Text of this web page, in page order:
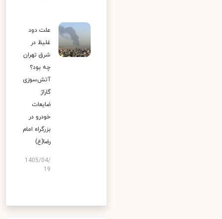
علت دود
غلیظ در
شرق تهران
چه بود؟
آتش‌سوزی
گاراژ
ضایعات
خودرو در
بزرگراه امام
رضا(ع)
1405/04/
19